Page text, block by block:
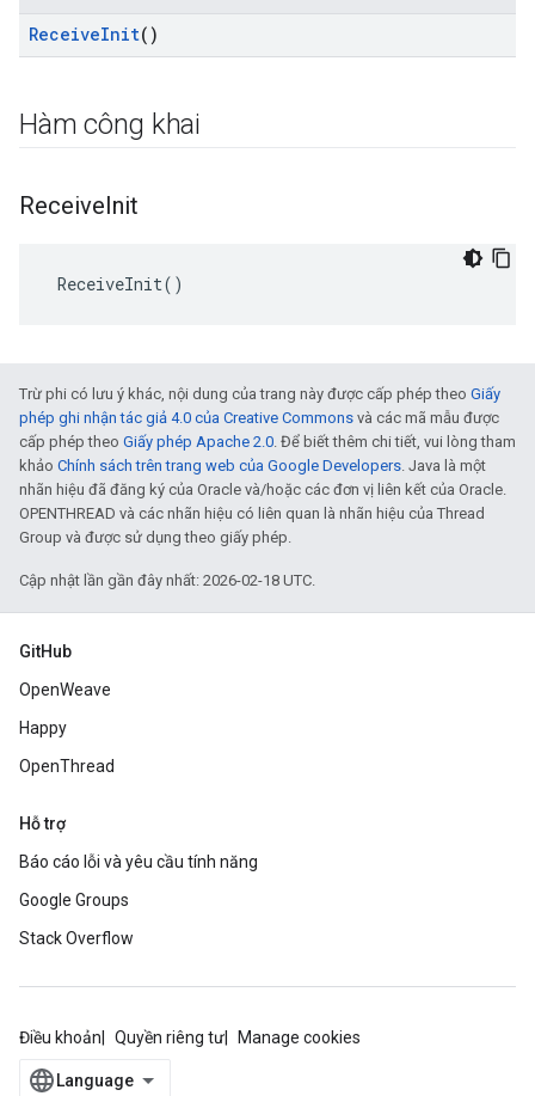
ReceiveInit()
Hàm công khai
ReceiveInit
ReceiveInit()
Trừ phi có lưu ý khác, nội dung của trang này được cấp phép theo Giấy
phép ghi nhận tác giả 4.0 của Creative Commons và các mã mẫu được
cấp phép theo Giấy phép Apache 2.0. Để biết thêm chi tiết, vui lòng tham
khảo Chính sách trên trang web của Google Developers. Java là một
nhãn hiệu đã đăng ký của Oracle và/hoặc các đơn vị liên kết của Oracle.
OPENTHREAD và các nhãn hiệu có liên quan là nhãn hiệu của Thread
Group và được sử dụng theo giấy phép.
Cập nhật lần gần đây nhất: 2026-02-18 UTC.
GitHub
OpenWeave
Happy
OpenThread
Hỗ trợ
Báo cáo lỗi và yêu cầu tính năng
Google Groups
Stack Overflow
Điều khoản Quyền riêng tư Manage cookies